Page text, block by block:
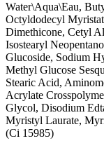
Water\Aqua\Eau,
Octyldodecyl
Dimethicone, Cetyl
Isostearyl
Glucoside, Sodium
Methyl Glucose
Stearic Acid,
Acrylate
Glycol, Disodium
Myristyl Laurate,
(Ci 15985)